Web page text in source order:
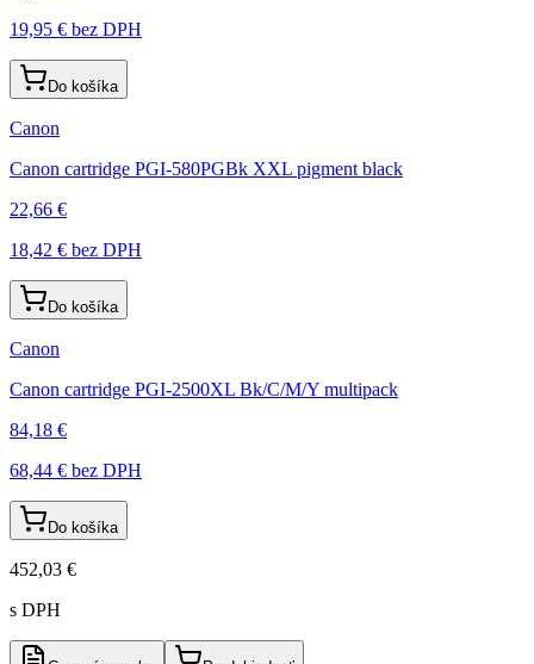
19,95 € bez DPH
Do košíka
Canon
Canon cartridge PGI-580PGBk XXL pigment black
22,66 €
18,42 € bez DPH
Do košíka
Canon
Canon cartridge PGI-2500XL Bk/C/M/Y multipack
84,18 €
68,44 € bez DPH
Do košíka
452,03 €
s DPH